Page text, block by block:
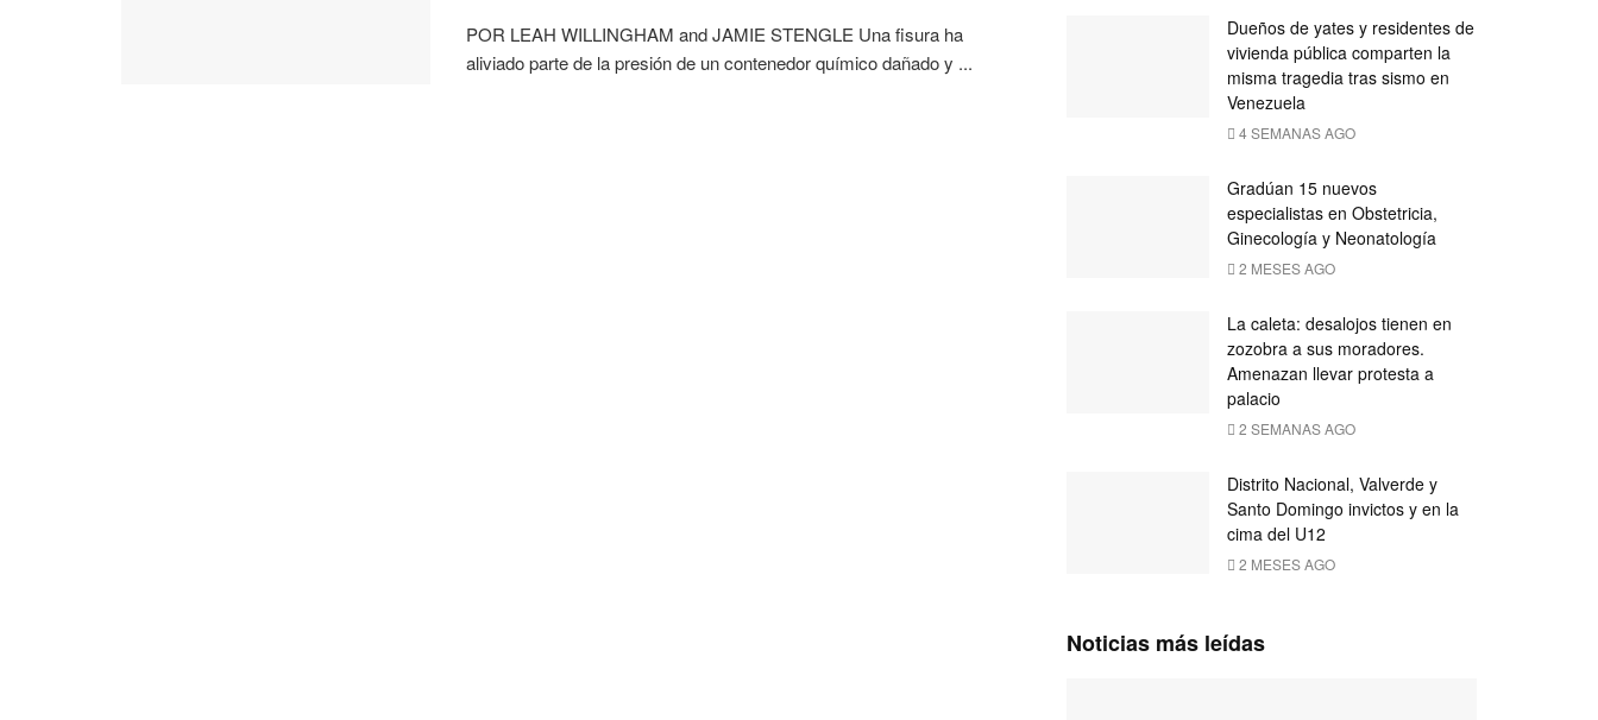
POR LEAH WILLINGHAM and JAMIE STENGLE Una fisura ha
aliviado parte de la presión de un contenedor químico dañado y ...
Dueños de yates y residentes de
vivienda pública comparten la
misma tragedia tras sismo en
Venezuela
4 SEMANAS AGO
Gradúan 15 nuevos
especialistas en Obstetricia,
Ginecología y Neonatología
2 MESES AGO
La caleta: desalojos tienen en
zozobra a sus moradores.
Amenazan llevar protesta a
palacio
2 SEMANAS AGO
Distrito Nacional, Valverde y
Santo Domingo invictos y en la
cima del U12
2 MESES AGO
Noticias más leídas